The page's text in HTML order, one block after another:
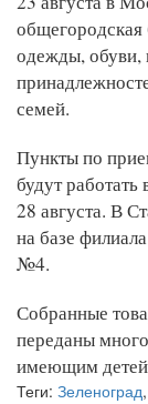
общегородская
одежды,
семей.
Пункты по
будут
28 августа. В
на базе
№4.
Собранные
переданы
имеющим
Теги: Зеленоград,